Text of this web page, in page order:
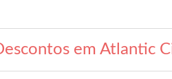
em Atlantic